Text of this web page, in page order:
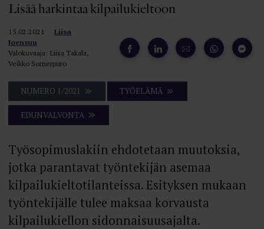
Lisää harkintaa kilpailukieltoon
15.02.2021
Liisa
Joensuu
Valokuvaaja: Liisa Takala,
Veikko Somerpuro
NUMERO 1/2021 TYÖELÄMÄ
EDUNVALVONTA
Työsopimuslakiin ehdotetaan muutoksia,
jotka parantavat työntekijän asemaa
kilpailukieltotilanteissa. Esityksen mukaan
työntekijälle tulee maksaa korvausta
kilpailukiellon sidonnaisuusajalta.